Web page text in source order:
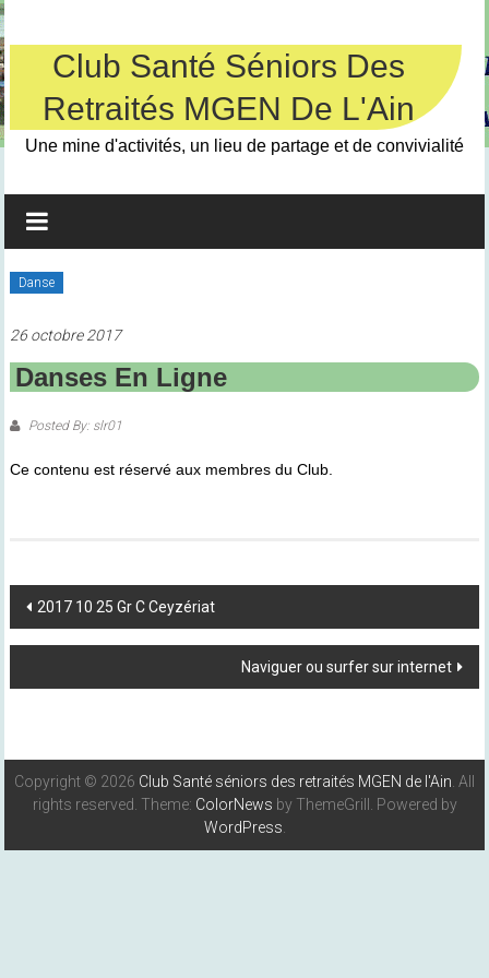
Skip
to
contentClub Santé Séniors Des
Retraités MGEN De L'Ain
Une mine d'activités, un lieu de partage et de convivialité
Danse
26 octobre 2017
Danses En Ligne
Posted By: slr01
Ce contenu est réservé aux membres du Club.
Post
Navigation
2017 10 25 Gr C Ceyzériat
Naviguer ou surfer sur internet
Copyright © 2026 Club Santé séniors des retraités MGEN de l'Ain . All
rights reserved. Theme: ColorNews by ThemeGrill. Powered by
WordPress